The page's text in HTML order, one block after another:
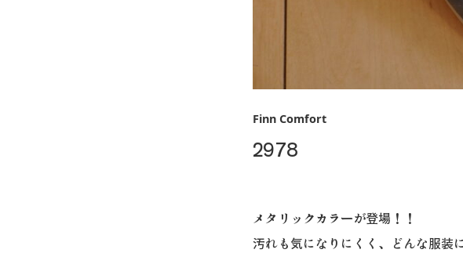
Finn Comfort
2978
メタリックカラーが登場！！
汚れも気になりにくく、どんな服装